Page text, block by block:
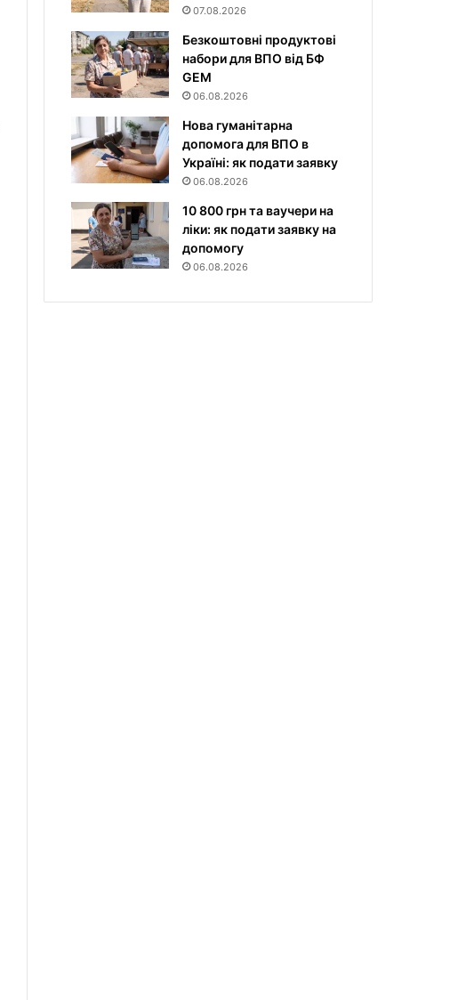
07.08.2026
Безкоштовні продуктові
набори для ВПО від БФ
GEM
06.08.2026
Нова гуманітарна
допомога для ВПО в
Україні: як подати заявку
06.08.2026
10 800 грн та ваучери на
ліки: як подати заявку на
допомогу
06.08.2026